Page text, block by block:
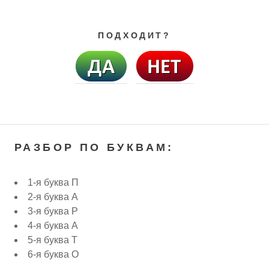
ПОДХОДИТ?
РАЗБОР ПО БУКВАМ:
1-я буква П
2-я буква А
3-я буква Р
4-я буква А
5-я буква Т
6-я буква О